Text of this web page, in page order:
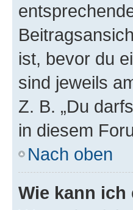
ist, bevor du
sind jeweils
Z. B. „Du
in diesem
Nach oben
Wie kann